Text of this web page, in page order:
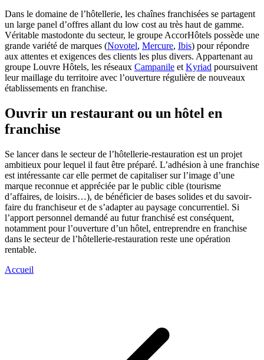
Dans le domaine de l’hôtellerie, les chaînes franchisées se partagent
un large panel d’offres allant du low cost au très haut de gamme.
Véritable mastodonte du secteur, le groupe AccorHôtels possède une
grande variété de marques (Novotel, Mercure, Ibis) pour répondre
aux attentes et exigences des clients les plus divers. Appartenant au
groupe Louvre Hôtels, les réseaux Campanile et Kyriad poursuivent
leur maillage du territoire avec l’ouverture régulière de nouveaux
établissements en franchise.
Ouvrir un restaurant ou un hôtel en
franchise
Se lancer dans le secteur de l’hôtellerie-restauration est un projet
ambitieux pour lequel il faut être préparé. L’adhésion à une franchise
est intéressante car elle permet de capitaliser sur l’image d’une
marque reconnue et appréciée par le public cible (tourisme
d’affaires, de loisirs…), de bénéficier de bases solides et du savoir-
faire du franchiseur et de s’adapter au paysage concurrentiel. Si
l’apport personnel demandé au futur franchisé est conséquent,
notamment pour l’ouverture d’un hôtel, entreprendre en franchise
dans le secteur de l’hôtellerie-restauration reste une opération
rentable.
Accueil